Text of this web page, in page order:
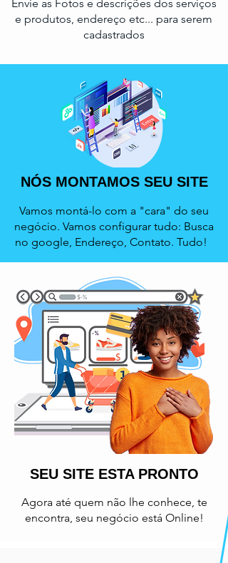
Envie as Fotos e descrições dos serviços
e produtos, endereço etc... para serem
cadastrados
NÓS MONTAMOS SEU SITE
Vamos montá-lo com a "cara" do seu
negócio. Vamos configurar tudo: Busca
no google, Endereço, Contato. Tudo!
SEU SITE ESTA PRONTO
Agora até quem não lhe conhece, te
encontra, seu negócio está Online!